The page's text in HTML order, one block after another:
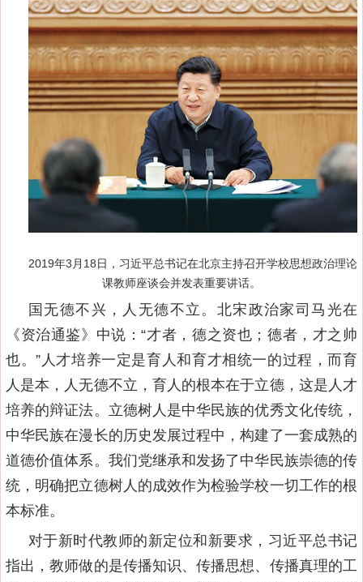
2019年3月18日，习近平总书记在北京主持召开学校思想政治理论
课教师座谈会并发表重要讲话。
国无德不兴，人无德不立。北宋政治家司马光在
《资治通鉴》中说：“才者，德之资也；德者，才之帅
也。”人才培养一定是育人和育才相统一的过程，而育
人是本，人无德不立，育人的根本在于立德，这是人才
培养的辩证法。立德树人是中华民族的优秀文化传统，
中华民族在漫长的历史发展过程中，构建了一套成熟的
道德价值体系。我们党继承和发扬了中华民族崇德的传
统，明确把立德树人的成效作为检验学校一切工作的根
本标准。
对于新时代教师的新定位和新要求，习近平总书记
指出，教师做的是传播知识、传播思想、传播真理的工